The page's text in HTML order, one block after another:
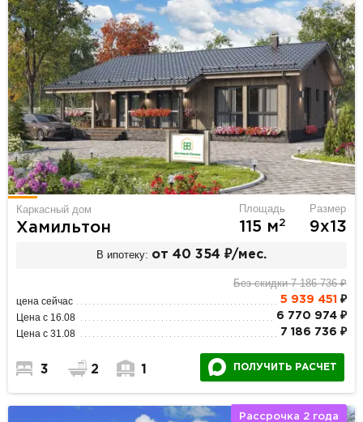
Каркасный дом
Хамильтон
Площадь
115 м2
Размер
9х13
В ипотеку: от 40 354 ₽/мес.
Без скидки 7 186 736 ₽
цена сейчас 5 939 451 ₽
Цена с 16.08 6 770 974 ₽
Цена с 31.08 7 186 736 ₽
3 2 1 ПОЛУЧИТЬ РАСЧЕТ
Рассрочка 2 года